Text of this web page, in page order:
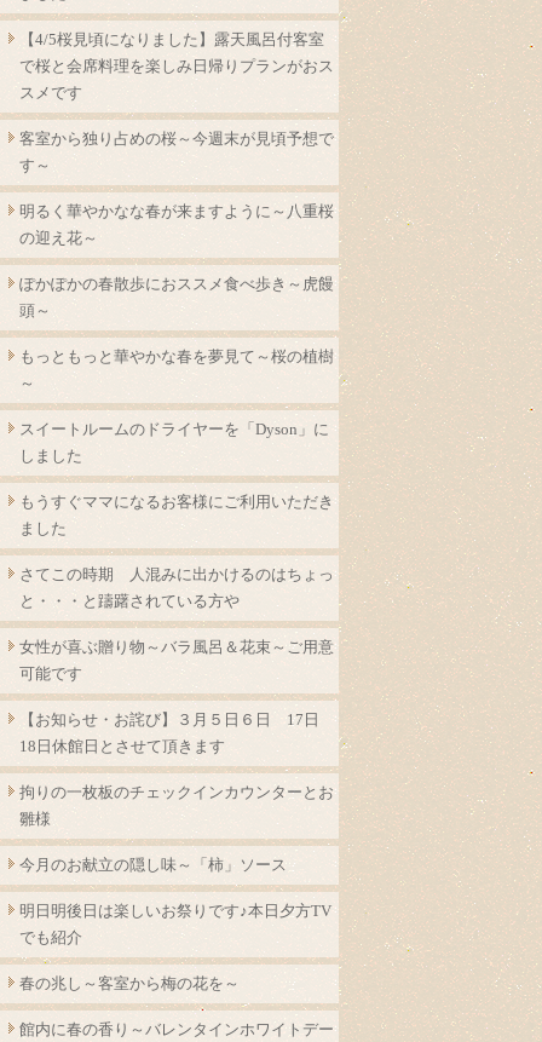
【4/5桜見頃になりました】露天風呂付客室
で桜と会席料理を楽しみ日帰りプランがおス
スメです
客室から独り占めの桜～今週末が見頃予想で
す～
明るく華やかなな春が来ますように～八重桜
の迎え花～
ぽかぽかの春散歩におススメ食べ歩き～虎饅
頭～
もっともっと華やかな春を夢見て～桜の植樹
～
スイートルームのドライヤーを「Dyson」に
しました
もうすぐママになるお客様にご利用いただき
ました
さてこの時期 人混みに出かけるのはちょっ
と・・・と躊躇されている方や
女性が喜ぶ贈り物～バラ風呂＆花束～ご用意
可能です
【お知らせ・お詫び】３月５日６日 17日
18日休館日とさせて頂きます
拘りの一枚板のチェックインカウンターとお
雛様
今月のお献立の隠し味～「柿」ソース
明日明後日は楽しいお祭りです♪本日夕方TV
でも紹介
春の兆し～客室から梅の花を～
館内に春の香り～バレンタインホワイトデー